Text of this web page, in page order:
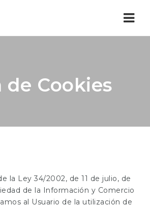
Cookies
la Ley 34/2002, de 11 de julio, de
de la Información y Comercio
al Usuario de la utilización de